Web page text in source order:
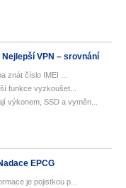
Nejlepší VPN – srovnání
znát číslo IMEI ...
funkce vyzkoušet...
výkonem, SSD a vyměn...
EPCG
je pojistkou p...